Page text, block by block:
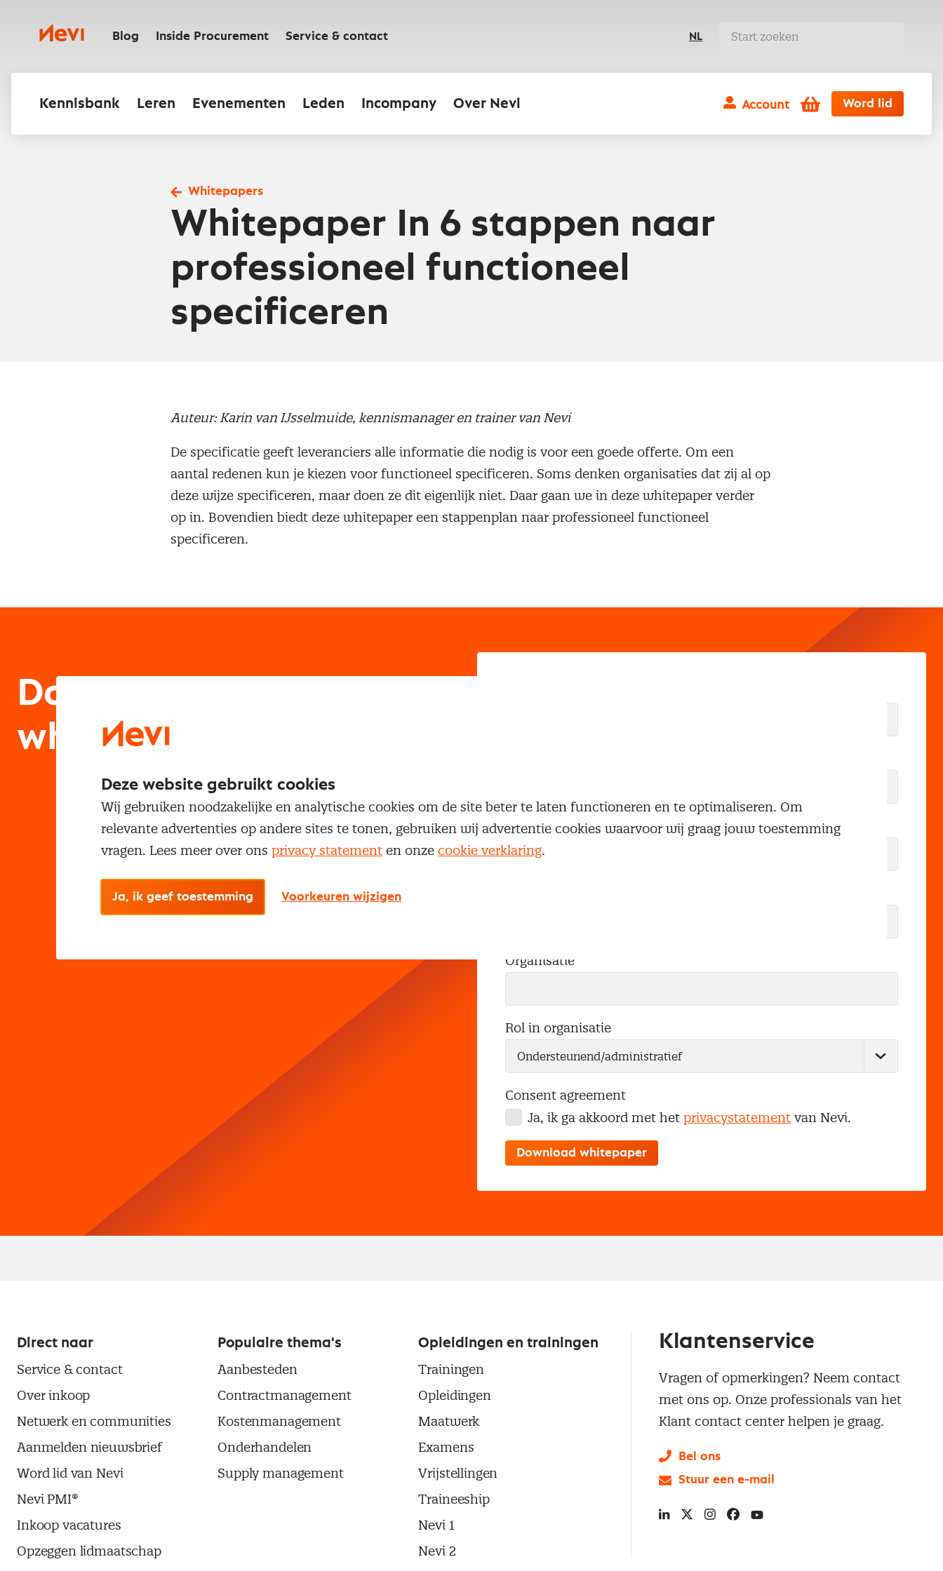
inhoudNevi Blog Inside Procurement Service & contact NL
Kennisbank Leren Evenementen Leden Incompany Over Nevi Account Winkelwagen
Word lid
Whitepapers
Whitepaper In 6 stappen naar
professioneel functioneel
specificeren
Auteur: Karin van IJsselmuide, kennismanager en trainer van Nevi
De specificatie geeft leveranciers alle informatie die nodig is voor een goede offerte. Om een
aantal redenen kun je kiezen voor functioneel specificeren. Soms denken organisaties dat zij al op
deze wijze specificeren, maar doen ze dit eigenlijk niet. Daar gaan we in deze whitepaper verder
op in. Bovendien biedt deze whitepaper een stappenplan naar professioneel functioneel
specificeren.
Download de
whitepaper
Achternaam
Organisatie
Rol in organisatie
Consent agreement
Ja, ik ga akkoord met het privacystatement van Nevi.
Direct naar
Service & contact
Over inkoop
Netwerk en communities
Aanmelden nieuwsbrief
Word lid van Nevi
Nevi PMI®
Inkoop vacatures
Opzeggen lidmaatschap
Populaire thema's
Aanbesteden
Contractmanagement
Kostenmanagement
Onderhandelen
Supply management
Opleidingen en trainingen
Trainingen
Opleidingen
Maatwerk
Examens
Vrijstellingen
Traineeship
Nevi 1
Nevi 2
Klantenservice
Vragen of opmerkingen? Neem contact
met ons op. Onze professionals van het
Klant contact center helpen je graag.
Bel ons
Stuur een e-mail
LinkedIn
X Instagram
Facebook
YouTube
Deze website gebruikt cookies
Wij gebruiken noodzakelijke en analytische cookies om de site beter te laten functioneren en te optimaliseren. Om
relevante advertenties op andere sites te tonen, gebruiken wij advertentie cookies waarvoor wij graag jouw toestemming
vragen. Lees meer over ons privacy statement en onze cookie verklaring.
Ja, ik geef toestemming Voorkeuren wijzigen